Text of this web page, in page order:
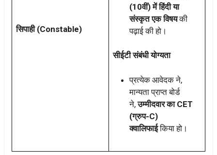
सिपाही (Constable)
(10वीं) में हिंदी या
संस्कृत एक विषयकी
पढ़ाई की हो।
सीईटी संबंधी योग्यता
प्रत्येक आवेदक ने,
मान्यता प्राप्त बोर्ड
ने,उम्मीदवार का CET
(ग्रुप-C)
क्वालिफाईकिया हो।